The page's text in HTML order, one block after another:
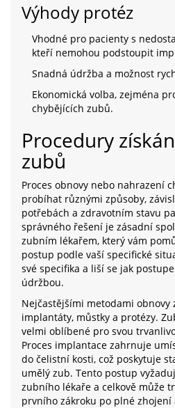
Výhody protéz
Vhodné pro pacienty s
kteří nemohou podstoupit
Snadná údržba a možnost
Ekonomická volba, zejména
chybějících zubů.
Procedury
zubů
Proces obnovy nebo nahrazení
probíhat různými způsoby,
potřebách a zdravotním stavu
správného řešení je zásadní
zubním lékařem, který vám
postup podle vaší specifické
své specifika a liší se jak
údržbou.
Nejčastějšími metodami
implantáty, můstky a protézy.
velmi oblíbené pro svou
Proces implantace zahrnuje
do čelistní kosti, což poskytuje
umělý zub. Tento postup
zubního lékaře a celkově může
prvního zákroku po plné zhojení